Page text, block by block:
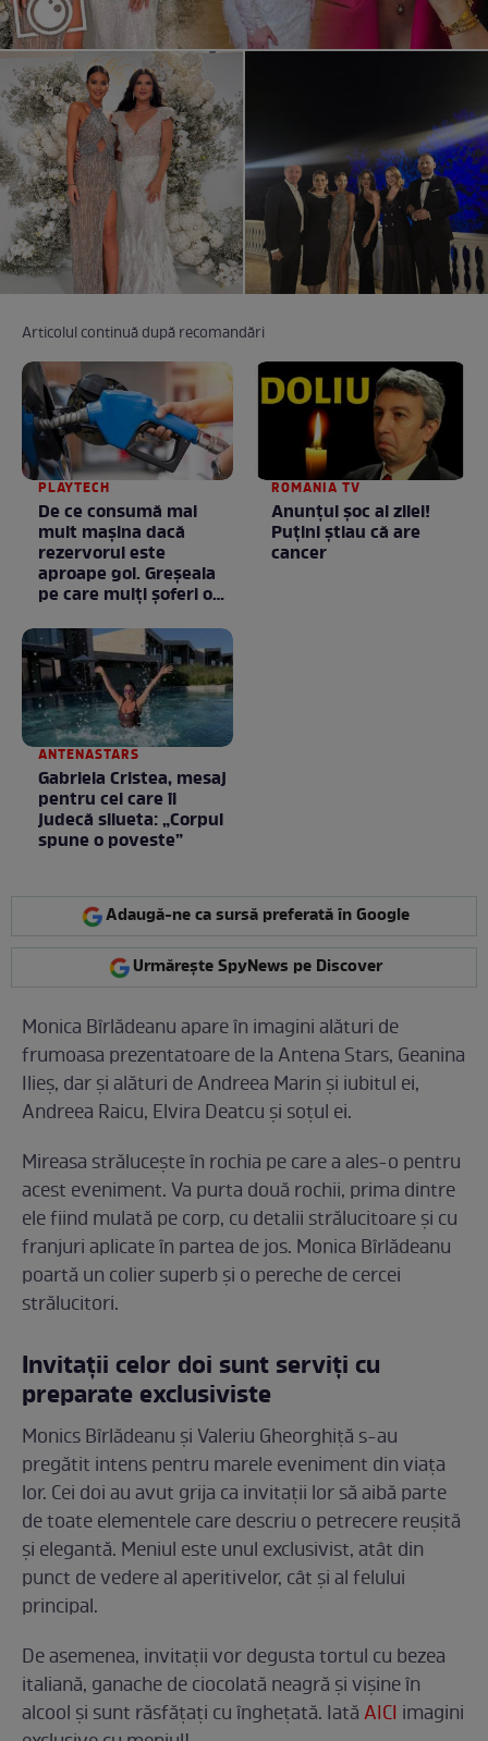
Articolul continuă după recomandări
PLAYTECH
De ce consumă mai
mult mașina dacă
rezervorul este
aproape gol. Greșeala
pe care mulți șoferi o
ROMANIA TV
Anunţul şoc al zilei!
Puţini ştiau că are
cancer
ANTENASTARS
Gabriela Cristea, mesaj
pentru cei care îi
judecă silueta: „Corpul
spune o poveste”
Adaugă-ne ca sursă preferată în Google
Urmărește SpyNews pe Discover
Monica Bîrlădeanu apare în imagini alături de
frumoasa prezentatoare de la Antena Stars, Geanina
Ilieș, dar și alături de Andreea Marin și iubitul ei,
Andreea Raicu, Elvira Deatcu și soțul ei.
Mireasa strălucește în rochia pe care a ales-o pentru
acest eveniment. Va purta două rochii, prima dintre
ele fiind mulată pe corp, cu detalii strălucitoare și cu
franjuri aplicate în partea de jos. Monica Bîrlădeanu
poartă un colier superb și o pereche de cercei
strălucitori.
Invitații celor doi sunt serviți cu
preparate exclusiviste
Monics Bîrlădeanu și Valeriu Gheorghiță s-au
pregătit intens pentru marele eveniment din viața
lor. Cei doi au avut grija ca invitații lor să aibă parte
de toate elementele care descriu o petrecere reușită
și elegantă. Meniul este unul exclusivist, atât din
punct de vedere al aperitivelor, cât și al felului
principal.
De asemenea, invitații vor degusta tortul cu bezea
italiană, ganache de ciocolată neagră și vișine în
alcool și sunt răsfățați cu înghețată. IatăAICI imagini